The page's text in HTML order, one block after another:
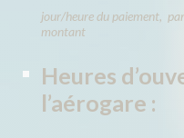
jour/heure du paiement,
montant
Heures
l’aérogare :